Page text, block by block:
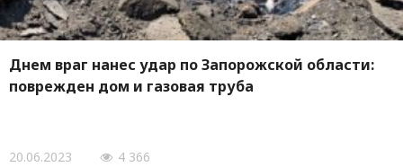
Днем враг нанес удар по Запорожской области:
поврежден дом и газовая труба
20.06.2023 4 366